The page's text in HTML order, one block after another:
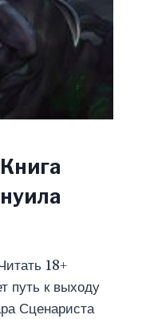
18+
путь к выходу
Сценариста